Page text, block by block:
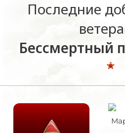
Последние
Бессмертный